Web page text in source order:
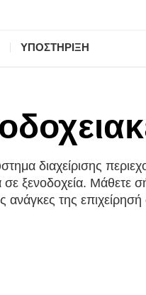
ΥΠΟΣΤΗΡΙΞΗ
διαχείρισης
σε ξενοδοχεία. Μάθετε
ανάγκες της